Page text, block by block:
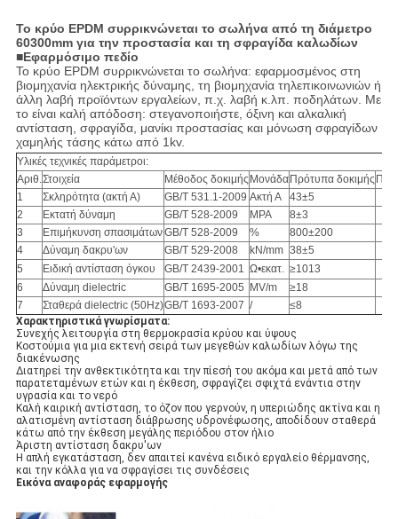
Το κρύο EPDM συρρικνώνεται το σωλήνα από τη διάμετρο
60300mm για την προστασία και τη σφραγίδα καλωδίων
■Εφαρμόσιμο πεδίο
Το κρύο EPDM συρρικνώνεται το σωλήνα: εφαρμοσμένος στη
βιομηχανία ηλεκτρικής δύναμης, τη βιομηχανία τηλεπικοινωνιών ή
άλλη λαβή προϊόντων εργαλείων, π.χ. λαβή κ.λπ. ποδηλάτων. Με
το είναι καλή απόδοση: στεγανοποιήστε, όξινη και αλκαλική
αντίσταση, σφραγίδα, μανίκι προστασίας και μόνωση σφραγίδων
χαμηλής τάσης κάτω από 1kv.
Υλικές τεχνικές παράμετροι:
Αριθ.Στοιχεία Μέθοδος δοκιμής Μονάδα Πρότυπα δοκιμής
1
Σκληρότητα (ακτή Α) GB/T 531.1-2009 Ακτή Α
43±5
2
Εκτατή δύναμη GB/T 528-2009 MPA
8±3
3
Επιμήκυνση σπασιμάτωνGB/T 528-2009 %
800±200
4
Δύναμη δακρυ'ων GB/T 529-2008 kN/mm 38±5
5
Ειδική αντίσταση όγκου GB/T 2439-2001 Ω•εκατ. ≥1013
6
Δύναμη dielectric GB/T 1695-2005 MV/m
≥18
7
Σταθερά dielectric (50Hz)GB/T 1693-2007 /
≤8
Χαρακτηριστικά γνωρίσματα:
Συνεχής λειτουργία στη θερμοκρασία κρύου και ύψους
Κοστούμια για μια εκτενή σειρά των μεγεθών καλωδίων λόγω της
διακένωσης
Διατηρεί την ανθεκτικότητα και την πίεσή του ακόμα και μετά από των
παρατεταμένων ετών και η έκθεση, σφραγίζει σφιχτά ενάντια στην
υγρασία και το νερό
Καλή καιρική αντίσταση, το όζον που γερνούν, η υπεριώδης ακτίνα και η
αλατισμένη αντίσταση διάβρωσης υδρονέφωσης, αποδίδουν σταθερά
κάτω από την έκθεση μεγάλης περιόδου στον ήλιο
Άριστη αντίσταση δακρυ'ων
Η απλή εγκατάσταση, δεν απαιτεί κανένα ειδικό εργαλείο θέρμανσης,
και την κόλλα για να σφραγίσει τις συνδέσεις
Εικόνα αναφοράς εφαρμογής